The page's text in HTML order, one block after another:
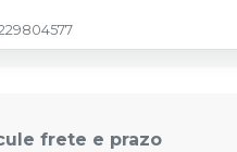
frete e prazo